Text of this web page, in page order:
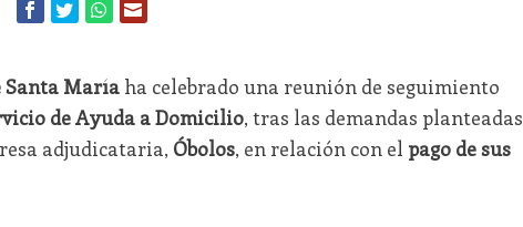
Santa Maríaha celebrado una reunión de seguimiento
de Ayuda a Domicilio, tras las demandas planteadas
adjudicataria, Óbolos, en relación con el pago de sus